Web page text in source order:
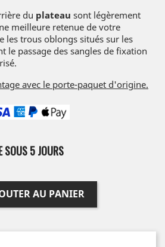
du plateau sont légèrement
meilleure retenue de votre
les trous oblongs situés sur les
le passage des sangles de fixation
avec le porte-paquet d'origine.
SOUS 5 JOURS
AU PANIER